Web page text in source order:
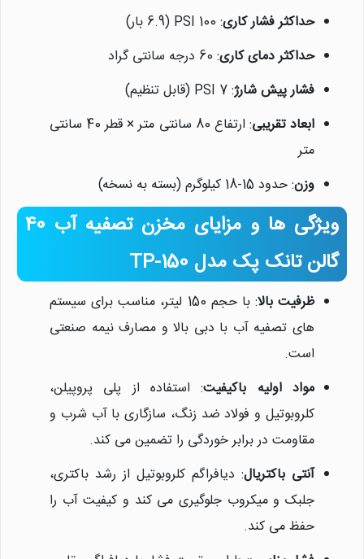
حداکثر فشار کاری: 100 PSI (6.9 بار)
حداکثر دمای کاری: 60 درجه سانتی گراد
فشار پیش شارژ: 7 PSI (قابل تنظیم)
ابعاد تقریبی
: ارتفاع 80 سانتی متر × قطر 40 سانتی
متر
وزن: حدود 15-18 کیلوگرم (بسته به نسخه)
ویژگی ها و مزایای مخزن تصفیه آب 40
گالن تانک پک مدل TP-150
ظرفیت بالا
: با حجم 150 لیتر، مناسب برای سیستم
های تصفیه آب با دبی بالا و مصارف نیمه صنعتی
است.
مواد اولیه باکیفیت: استفاده از پلی پروپیلن،
کلروبوتیل و فولاد ضد زنگ، سازگاری با آب شرب و
مقاومت در برابر خوردگی را تضمین می کند.
آنتی باکتریال: دیافراگم کلروبوتیل از رشد باکتری،
جلبک و میکروب جلوگیری می کند و کیفیت آب را
حفظ می کند.
نیلان واتر
معمولا در لحظه پاسخگوی شما
هستیم.